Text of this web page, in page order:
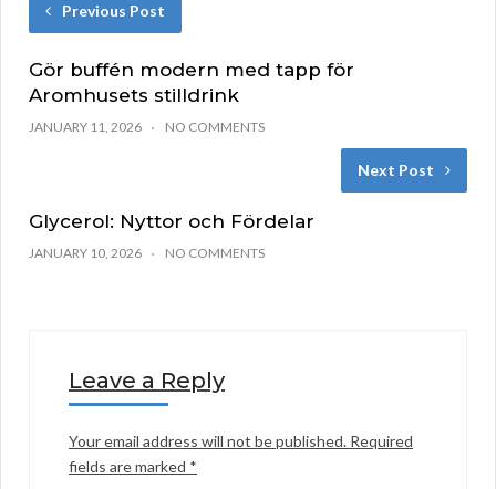
Previous Post
Gör buffén modern med tapp för
Aromhusets stilldrink
JANUARY 11, 2026 NO COMMENTS
Next Post
Glycerol: Nyttor och Fördelar
JANUARY 10, 2026 NO COMMENTS
Leave a Reply
Your email address will not be published. Required
fields are marked *